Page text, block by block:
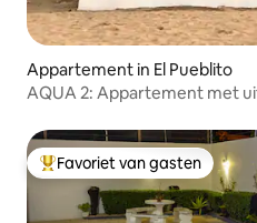
Appartement in El Pueblito
AQUA 2: Appartement met
Topfavoriet van gasten
Favoriet van gasten